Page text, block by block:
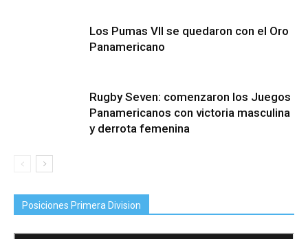
Los Pumas VII se quedaron con el Oro
Panamericano
Rugby Seven: comenzaron los Juegos
Panamericanos con victoria masculina
y derrota femenina
Posiciones Primera Division